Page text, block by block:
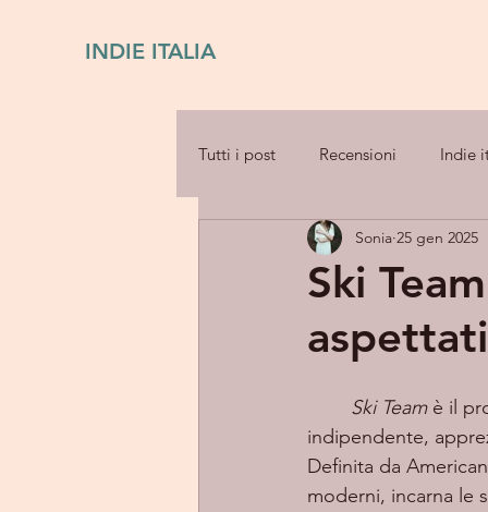
INDIE ITALIA
Tutti i post Recensioni Indie
Ski
Sonia 25 gen 2025
Ski Team è il
indipendente,
Definita da
moderni, incarna le